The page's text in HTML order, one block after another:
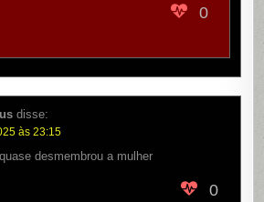
0
disse:
às 23:15
desmembrou a mulher
0